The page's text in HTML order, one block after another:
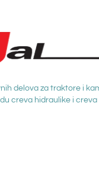
delova za traktore i
creva hidraulike i creva